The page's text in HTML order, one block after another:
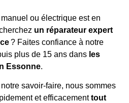
ou électrique est en
un réparateur expert
? Faites confiance à notre
plus de 15 ans dans les
Essonne.
savoir-faire, nous sommes
et efficacementtout